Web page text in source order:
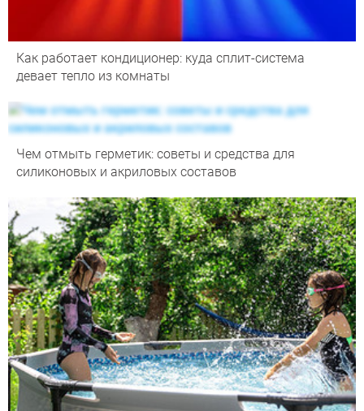
Как работает кондиционер: куда сплит-система
девает тепло из комнаты
Чем отмыть герметик: советы и средства для
силиконовых и акриловых составов